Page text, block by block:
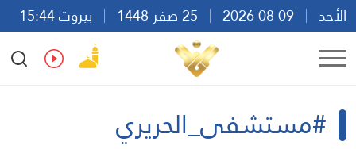
الأحد
بيروت 15:44
Ar
En Fr Es
#مستشفى_الحريري